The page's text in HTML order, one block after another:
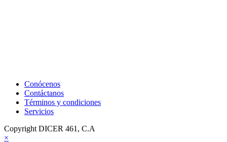
Conócenos
Contáctanos
Términos y condiciones
Servicios
Copyright DICER 461, C.A
×